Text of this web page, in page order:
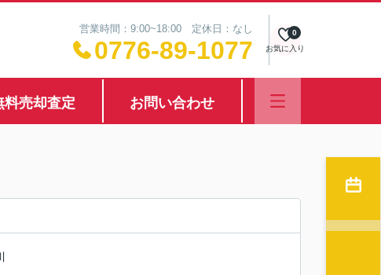
営業時間：9:00~18:00 定休日：なし
0776-89-1077 お気に入り
0
料売却査定 お問い合わせ